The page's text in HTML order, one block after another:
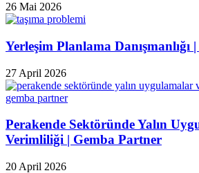
26 Mai 2026
Yerleşim Planlama Danışmanlığı
27 April 2026
Perakende Sektöründe Yalın
Verimliliği | Gemba Partner
20 April 2026